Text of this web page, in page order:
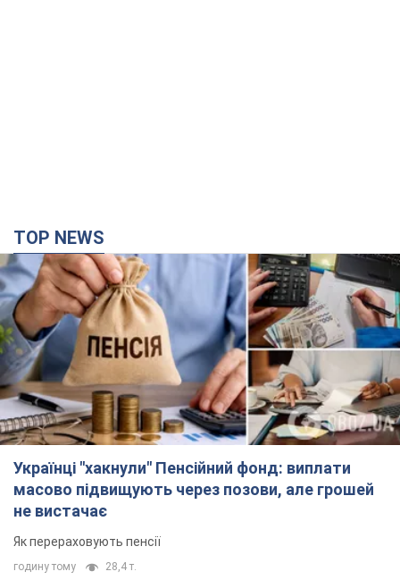
TOP NEWS
Українці "хакнули" Пенсійний фонд: виплати
масово підвищують через позови, але грошей
не вистачає
Як перераховують пенсії
годину тому 28,4 т.